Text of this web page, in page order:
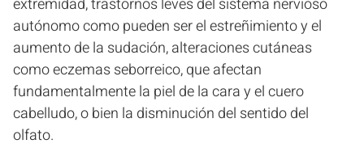
extremidad, trastornos leves del sistema nervioso
autónomo como pueden ser el estreñimiento y el
aumento de la sudación, alteraciones cutáneas
como eczemas seborreico, que afectan
fundamentalmente la piel de la cara y el cuero
cabelludo, o bien la disminución del sentido del
olfato.